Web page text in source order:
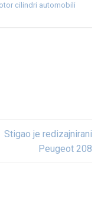
cilindri automobili
Stigao je redizajnirani
Peugeot 208